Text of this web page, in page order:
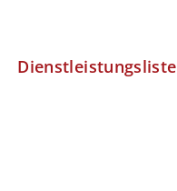
Dienstleistungsliste